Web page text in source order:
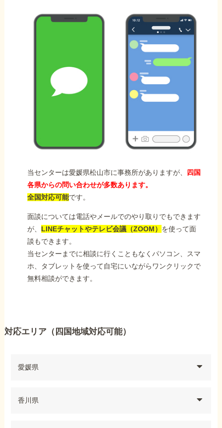
当センターは愛媛県松山市に事務所がありますが、
四国
各県からの問い合わせが多数あります。
全国対応可能です。
面談については電話やメールでのやり取りでもできます
が、 LINEチャットやテレビ会議（ZOOM） を使って面
談もできます。
当センターまでに相談に行くこともなくパソコン、スマ
ホ、タブレットを使って自宅にいながらワンクリックで
無料相談ができます。
対応エリア（四国地域対応可能）
愛媛県
香川県